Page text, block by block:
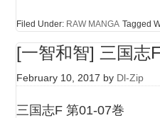
Filed Under: RAW MANGA Tagged
[一智和智] 三国志
February 10, 2017 by Dl-Zip
三国志F 第01-07巻